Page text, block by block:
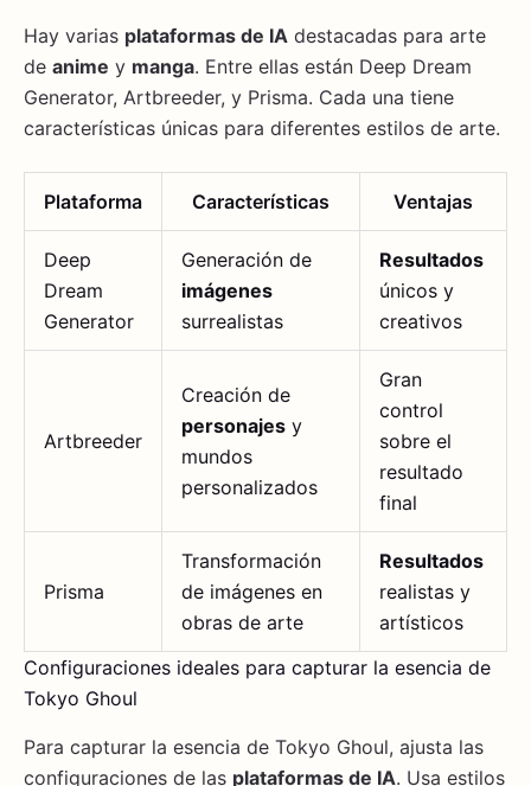
Hay varias plataformas de IA destacadas para arte
de anime y manga. Entre ellas están Deep Dream
Generator, Artbreeder, y Prisma. Cada una tiene
características únicas para diferentes estilos de arte.
Plataforma Características Ventajas
Deep
Dream
Generator
Generación de
imágenes
surrealistas
Resultados
únicos y
creativos
Artbreeder
Creación de
personajes y
mundos
personalizados
Gran
control
sobre el
resultado
final
Prisma
Transformación
de imágenes en
obras de arte
Resultados
realistas y
artísticos
Configuraciones ideales para capturar la esencia de
Tokyo Ghoul
Para capturar la esencia de Tokyo Ghoul, ajusta las
configuraciones de las plataformas de IA. Usa estilos